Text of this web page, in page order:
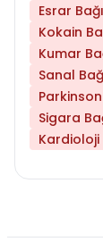
Esrar
Kokain
Kumar
Sanal
Parkinson
Sigara
Kardioloji